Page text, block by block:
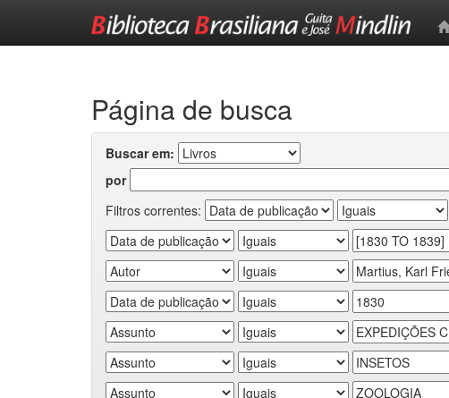
Página de busca
Buscar em:
por
Filtros correntes: